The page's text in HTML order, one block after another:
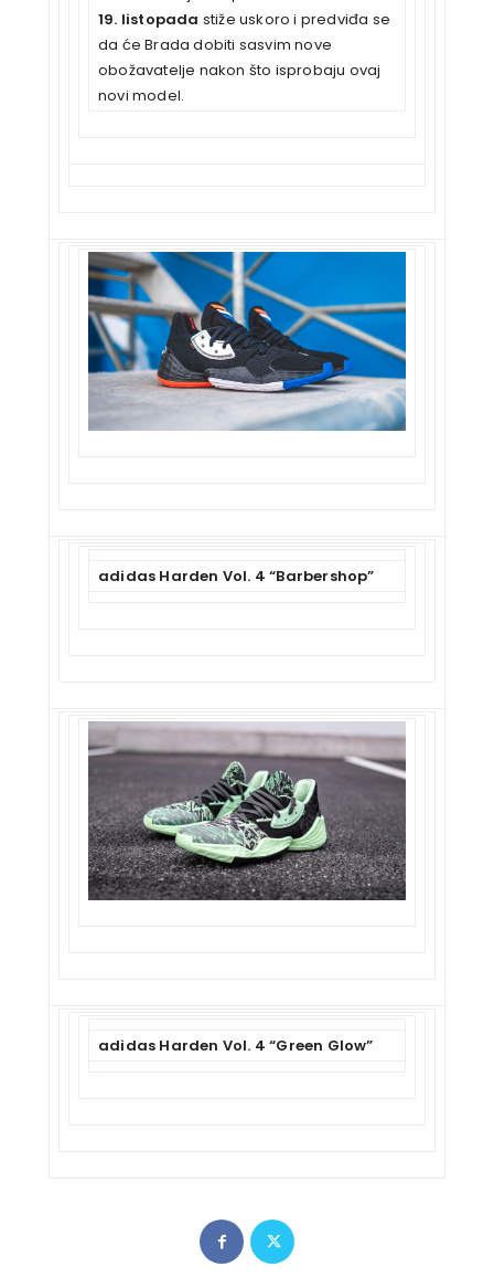
19. listopada stiže uskoro i predviđa se
da će Brada dobiti sasvim nove
obožavatelje nakon što isprobaju ovaj
novi model.
adidas Harden Vol. 4 “Barbershop”
adidas Harden Vol. 4 “Green Glow”